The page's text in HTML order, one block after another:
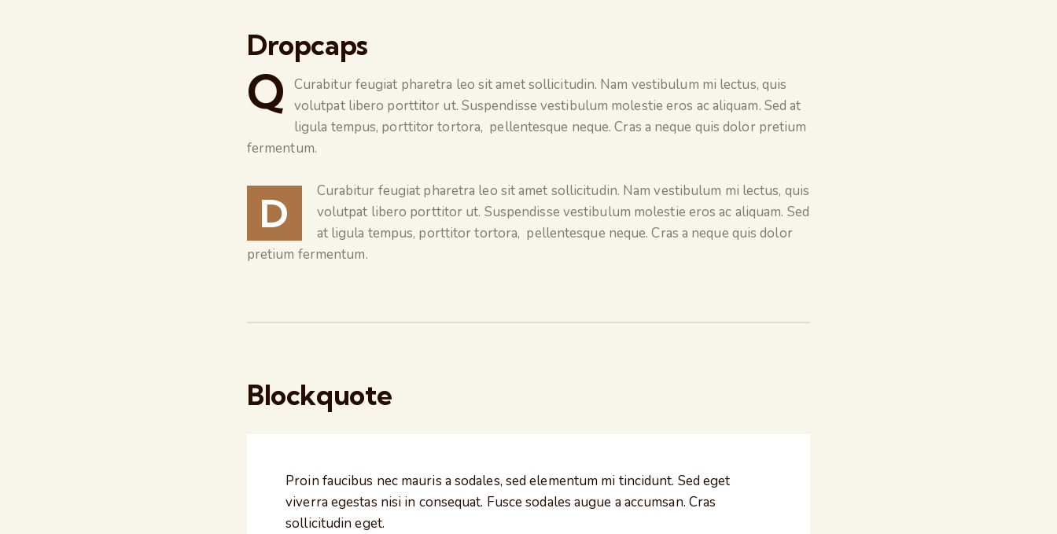
Dropcaps
Q
Curabitur feugiat pharetra leo sit amet sollicitudin. Nam vestibulum mi lectus, quis
volutpat libero porttitor ut. Suspendisse vestibulum molestie eros ac aliquam. Sed at
ligula tempus, porttitor tortora, pellentesque neque. Cras a neque quis dolor pretium
fermentum.
D
Curabitur feugiat pharetra leo sit amet sollicitudin. Nam vestibulum mi lectus, quis
volutpat libero porttitor ut. Suspendisse vestibulum molestie eros ac aliquam. Sed
at ligula tempus, porttitor tortora, pellentesque neque. Cras a neque quis dolor
pretium fermentum.
Blockquote
Proin faucibus nec mauris a sodales, sed elementum mi tincidunt. Sed eget
viverra egestas nisi in consequat. Fusce sodales augue a accumsan. Cras
sollicitudin eget.